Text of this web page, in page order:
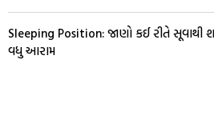
Sleeping Position: જાણો કઈ રીતે સૂવાથી
વધુ આરામ